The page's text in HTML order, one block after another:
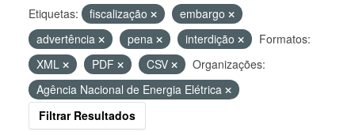
Etiquetas: fiscalização
embargo
advertência
pena interdição
Formatos:
XML
PDF CSV
Organizações:
Agência Nacional de Energia Elétrica
Filtrar Resultados